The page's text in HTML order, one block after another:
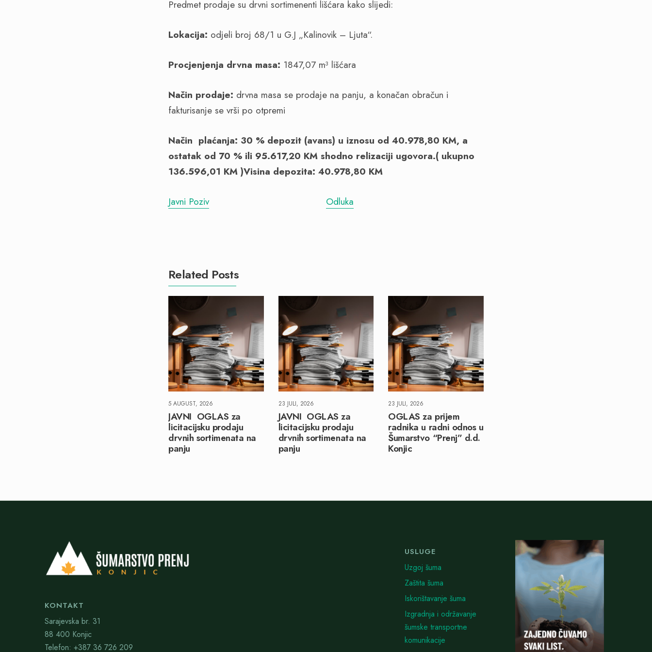
Predmet prodaje su drvni sortimenenti lišćara kako slijedi:
Lokacija: odjeli broj 68/1 u G.J „Kalinovik – Ljuta“.
Procjenjenja drvna masa: 1847,07 m³ lišćara
Način prodaje: drvna masa se prodaje na panju, a konačan obračun i
fakturisanje se vrši po otpremi
Način plaćanja: 30 % depozit (avans) u iznosu od 40.978,80 KM, a
ostatak od 70 % ili 95.617,20 KM shodno relizaciji ugovora.( ukupno
136.596,01 KM )Visina depozita: 40.978,80 KM
Javni Poziv Odluka
Related Posts
5 AUGUST, 2026
JAVNI OGLAS za
licitacijsku prodaju
drvnih sortimenata na
panju
23 JULI, 2026
JAVNI OGLAS za
licitacijsku prodaju
drvnih sortimenata na
panju
23 JULI, 2026
OGLAS za prijem
radnika u radni odnos u
Šumarstvo “Prenj” d.d.
Konjic
KONTAKT
Sarajevska br. 31
88 400 Konjic
Telefon: +387 36 726 209
USLUGE
Uzgoj šuma
Zaštita šuma
Iskorištavanje šuma
Izgradnja i održavanje
šumske transportne
komunikacije